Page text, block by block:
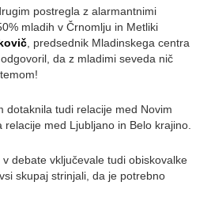
postregla z alarmantnimi
mladih v Črnomlju in Metliki
, predsednik Mladinskega centra
da z mladimi seveda nič
dotaknila tudi relacije med Novim
relacije med Ljubljano in Belo krajino.
debate vključevale tudi obiskovalke
skupaj strinjali, da je potrebno